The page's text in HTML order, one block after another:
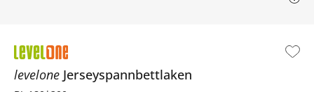
levelone Jerseyspannbettlaken